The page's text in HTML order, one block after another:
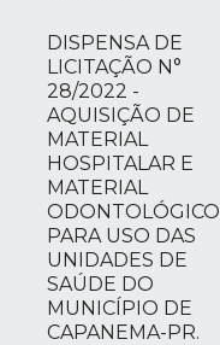
DISPENSA DE
LICITAÇÃO N°
28/2022 -
AQUISIÇÃO DE
MATERIAL
HOSPITALAR E
MATERIAL
ODONTOLÓGICO
PARA USO DAS
UNIDADES DE
SAÚDE DO
MUNICÍPIO DE
CAPANEMA-PR.